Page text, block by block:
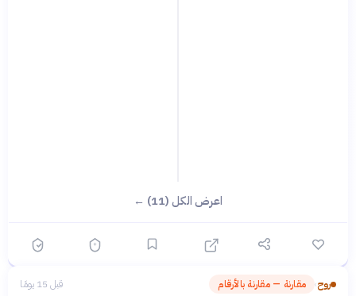
اعرض الكل (11) ←
روح› مقارنة — مقارنة بالأرقام قبل 15 يومًا